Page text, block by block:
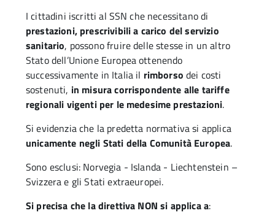
I cittadini iscritti al SSN che necessitano di
prestazioni, prescrivibili a carico del servizio
sanitario, possono fruire delle stesse in un altro
Stato dell’Unione Europea ottenendo
successivamente in Italia il rimborso dei costi
sostenuti, in misura corrispondente alle tariffe
regionali vigenti per le medesime prestazioni.
Si evidenzia che la predetta normativa si applica
unicamente negli Stati della Comunità Europea.
Sono esclusi: Norvegia - Islanda - Liechtenstein –
Svizzera e gli Stati extraeuropei.
Si precisa che la direttiva NON si applica a: